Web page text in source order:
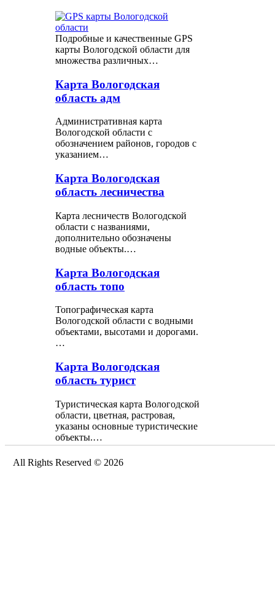
Подробные и качественные GPS
карты Вологодской области для
множества различных…
Карта Вологодская
область адм
Административная карта
Вологодской области с
обозначением районов, городов с
указанием…
Карта Вологодская
область лесничества
Карта лесничеств Вологодской
области с названиями,
дополнительно обозначены
водные объекты.…
Карта Вологодская
область топо
Топографическая карта
Вологодской области с водными
объектами, высотами и дорогами.
…
Карта Вологодская
область турист
Туристическая карта Вологодской
области, цветная, растровая,
указаны основные туристические
объекты.…
All Rights Reserved © 2026